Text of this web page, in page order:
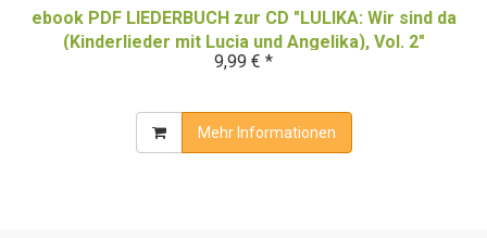
ebook PDF LIEDERBUCH zur CD "LULIKA: Wir sind da
(Kinderlieder mit Lucia und Angelika), Vol. 2"
(Download-Album)
9,99 € *
Mehr Informationen